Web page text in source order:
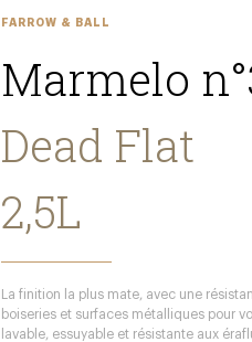
FARROW & BALL
Marmelo
Dead Flat
2,5L
La finition la plus mate, avec une
boiseries et surfaces métalliques pour
lavable, essuyable et résistante aux